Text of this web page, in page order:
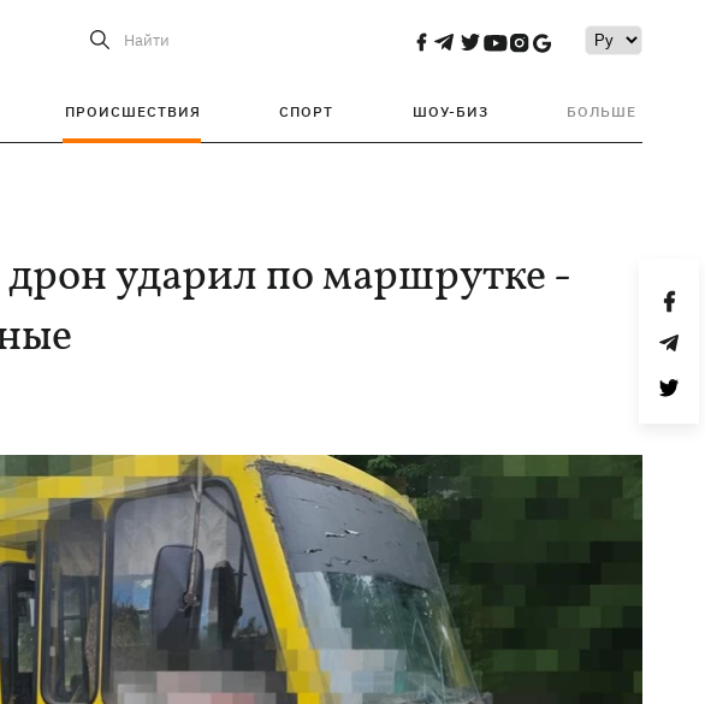
Найти
ПРОИСШЕСТВИЯ СПОРТ ШОУ-БИЗ БОЛЬШЕ
ударил по маршрутке -